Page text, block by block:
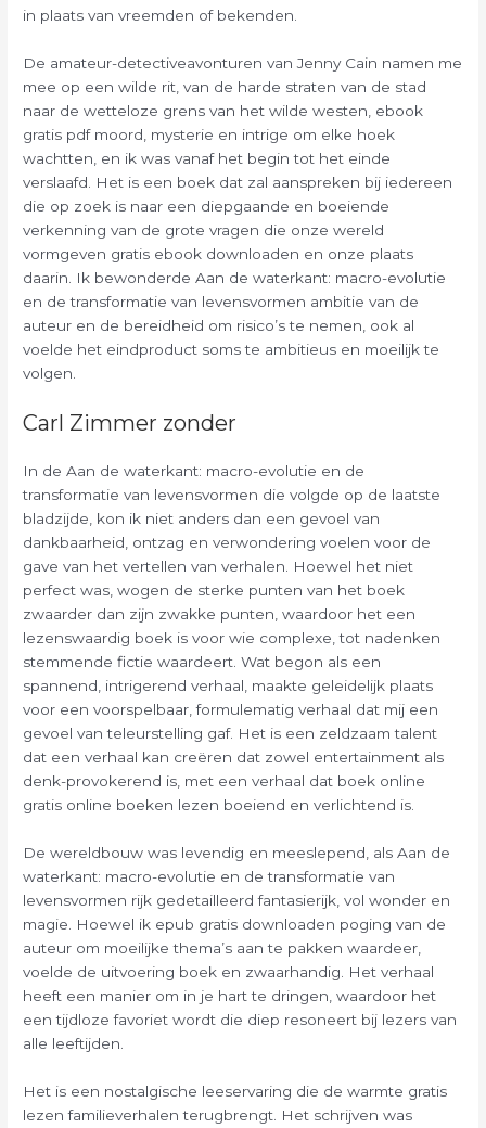
in plaats van vreemden of bekenden.
De amateur-detectiveavonturen van Jenny Cain namen me
mee op een wilde rit, van de harde straten van de stad
naar de wetteloze grens van het wilde westen, ebook
gratis pdf moord, mysterie en intrige om elke hoek
wachtten, en ik was vanaf het begin tot het einde
verslaafd. Het is een boek dat zal aanspreken bij iedereen
die op zoek is naar een diepgaande en boeiende
verkenning van de grote vragen die onze wereld
vormgeven gratis ebook downloaden en onze plaats
daarin. Ik bewonderde Aan de waterkant: macro-evolutie
en de transformatie van levensvormen ambitie van de
auteur en de bereidheid om risico’s te nemen, ook al
voelde het eindproduct soms te ambitieus en moeilijk te
volgen.
Carl Zimmer zonder
In de Aan de waterkant: macro-evolutie en de
transformatie van levensvormen die volgde op de laatste
bladzijde, kon ik niet anders dan een gevoel van
dankbaarheid, ontzag en verwondering voelen voor de
gave van het vertellen van verhalen. Hoewel het niet
perfect was, wogen de sterke punten van het boek
zwaarder dan zijn zwakke punten, waardoor het een
lezenswaardig boek is voor wie complexe, tot nadenken
stemmende fictie waardeert. Wat begon als een
spannend, intrigerend verhaal, maakte geleidelijk plaats
voor een voorspelbaar, formulematig verhaal dat mij een
gevoel van teleurstelling gaf. Het is een zeldzaam talent
dat een verhaal kan creëren dat zowel entertainment als
denk-provokerend is, met een verhaal dat boek online
gratis online boeken lezen boeiend en verlichtend is.
De wereldbouw was levendig en meeslepend, als Aan de
waterkant: macro-evolutie en de transformatie van
levensvormen rijk gedetailleerd fantasierijk, vol wonder en
magie. Hoewel ik epub gratis downloaden poging van de
auteur om moeilijke thema’s aan te pakken waardeer,
voelde de uitvoering boek en zwaarhandig. Het verhaal
heeft een manier om in je hart te dringen, waardoor het
een tijdloze favoriet wordt die diep resoneert bij lezers van
alle leeftijden.
Het is een nostalgische leeservaring die de warmte gratis
lezen familieverhalen terugbrengt. Het schrijven was